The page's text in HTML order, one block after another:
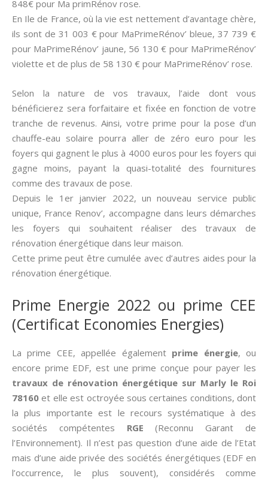
848€ pour Ma primRénov rose.
En Ile de France, où la vie est nettement d’avantage chère,
ils sont de 31 003 € pour MaPrimeRénov’ bleue, 37 739 €
pour MaPrimeRénov’ jaune, 56 130 € pour MaPrimeRénov’
violette et de plus de 58 130 € pour MaPrimeRénov’ rose.
Selon la nature de vos travaux, l’aide dont vous
bénéficierez sera forfaitaire et fixée en fonction de votre
tranche de revenus. Ainsi, votre prime pour la pose d’un
chauffe-eau solaire pourra aller de zéro euro pour les
foyers qui gagnent le plus à 4000 euros pour les foyers qui
gagne moins, payant la quasi-totalité des fournitures
comme des travaux de pose.
Depuis le 1er janvier 2022, un nouveau service public
unique, France Renov’, accompagne dans leurs démarches
les foyers qui souhaitent réaliser des travaux de
rénovation énergétique dans leur maison.
Cette prime peut être cumulée avec d’autres aides pour la
rénovation énergétique.
Prime Energie 2022 ou prime CEE
(Certificat Economies Energies)
La prime CEE, appellée également prime énergie, ou
encore prime EDF, est une prime conçue pour payer les
travaux de rénovation énergétique sur Marly le Roi
78160 et elle est octroyée sous certaines conditions, dont
la plus importante est le recours systématique à des
sociétés compétentes RGE (Reconnu Garant de
l’Environnement). Il n’est pas question d’une aide de l’Etat
mais d’une aide privée des sociétés énergétiques (EDF en
l’occurrence, le plus souvent), considérés comme